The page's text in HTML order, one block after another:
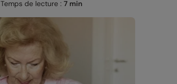
Temps de lecture : 7 min